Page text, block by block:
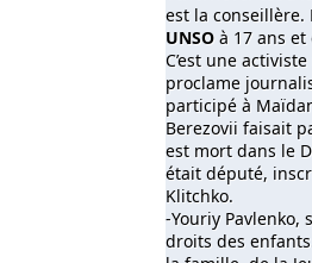
est la conseillère.
UNSO à 17 ans
C’est une
proclame
participé à
Berezovii faisait
est mort dans le
était député,
Klitchko.
-Youriy Pavlenko,
droits des